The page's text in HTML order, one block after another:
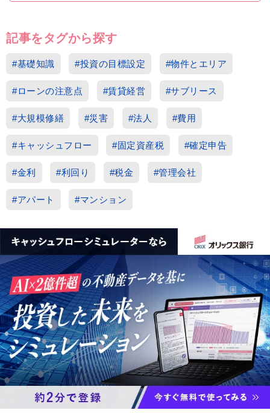
記事をタグから探す
#基礎知識 #投資の目標設定 #物件とエリア
#ローンの注意点 #賃貸経営 #サブリース
#大規模修繕 #災害 #法人 #費用
#キャッシュフロー #固定資産税 #確定申告
#金利 #利回り #税金 #管理会社
#アパート #マンション